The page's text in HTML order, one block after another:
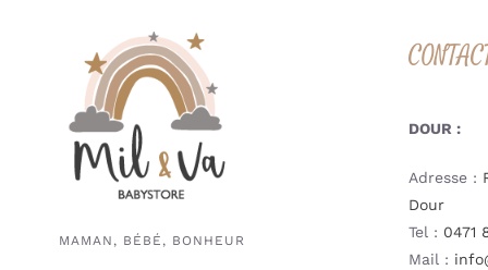
MAMAN, BÉBÉ, BONHEUR
DOUR :
Adresse :
Dour
Tel : 0471
Mail :